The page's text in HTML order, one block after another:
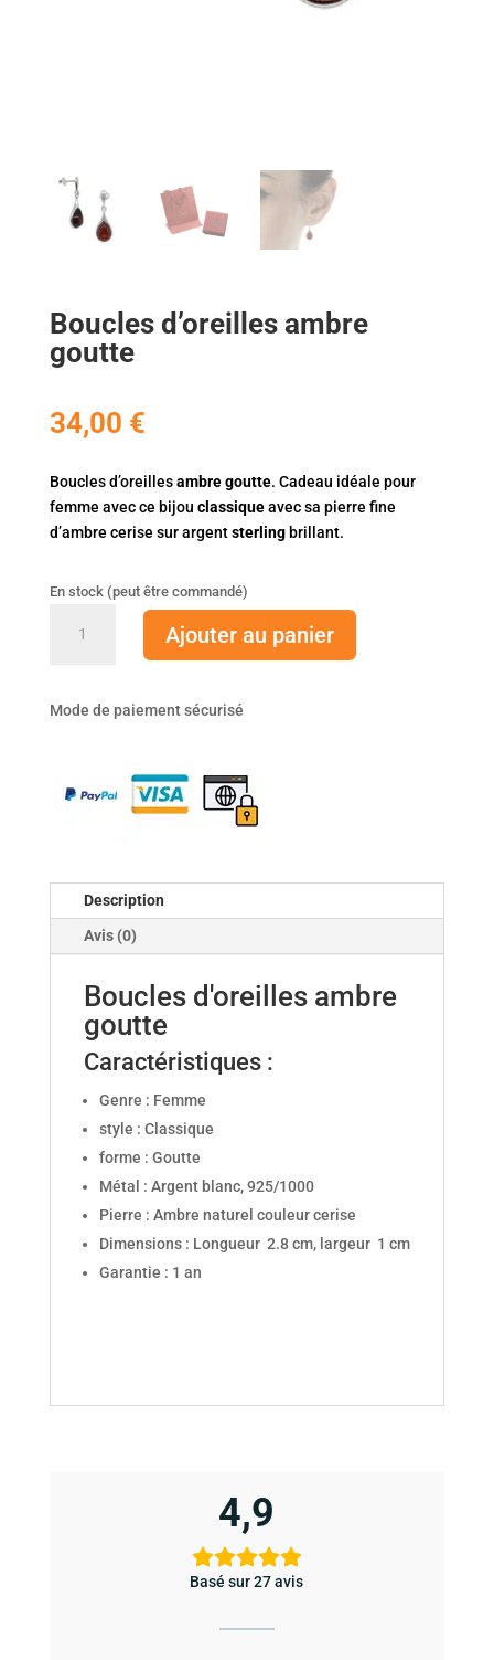
Boucles d’oreilles ambre
goutte
34,00 €
Boucles d’oreillesambre goutte. Cadeau idéale pour
femme avec ce bijou classiqueavec sa pierre fine
d’ambre cerise sur argentsterlingbrillant.
En stock (peut être commandé)
ambre
Ajouter au panier
Mode de paiement sécurisé
Description
Avis (0)
Boucles d'oreilles ambre
goutte
Caractéristiques :
Genre : Femme
style : Classique
forme : Goutte
Métal : Argent blanc, 925/1000
Pierre : Ambre naturel couleur cerise
Dimensions : Longueur 2.8 cm, largeur 1 cm
Garantie : 1 an
4,9
Basé sur 27 avis